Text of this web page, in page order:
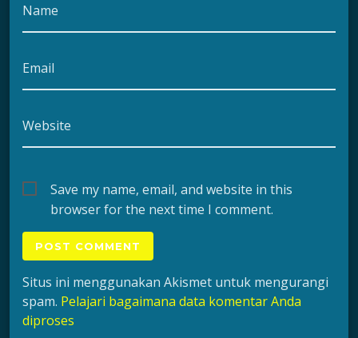
Name
Email
Website
Save my name, email, and website in this
browser for the next time I comment.
Situs ini menggunakan Akismet untuk mengurangi
spam. Pelajari bagaimana data komentar Anda
diproses